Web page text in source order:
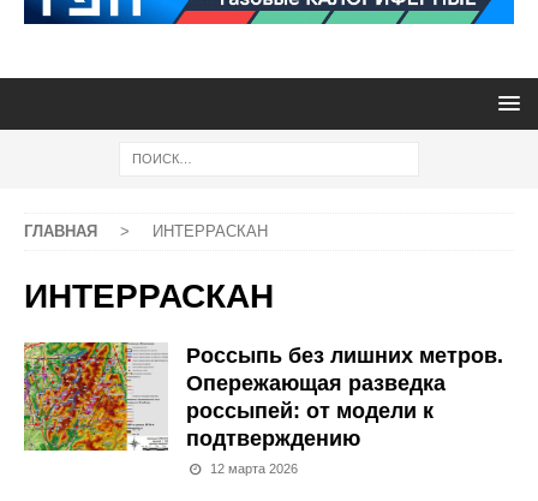
ГЛАВНАЯ > ИНТЕРРАСКАН
ИНТЕРРАСКАН
Россыпь без лишних метров.
Опережающая разведка
россыпей: от модели к
подтверждению
12 марта 2026